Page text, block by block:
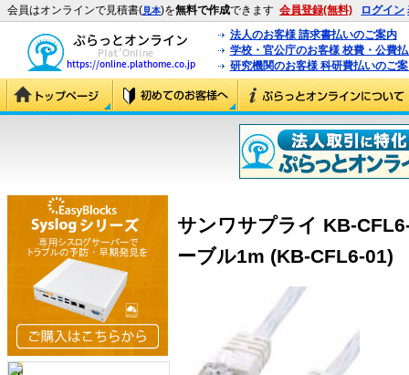
会員はオンラインで見積書(見本)を無料で作成できます 会員登録(無料) ログイン
法人のお客様 請求書払いのご案内
学校・官公庁のお客様 校費・公費
研究機関のお客様 科研費払いのご
サンワサプライ KB-
ーブル1m (KB-CFL6-01)